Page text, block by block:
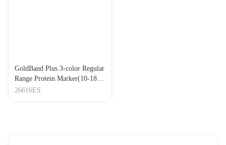
GoldBand Plus 3-color Regular
Range Protein Marker(10-180
kDa) 三色预染常规分子量蛋
26616ES